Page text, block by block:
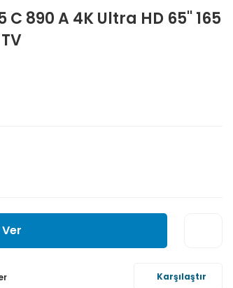
890 A 4K Ultra HD 65'' 165
Karşılaştır